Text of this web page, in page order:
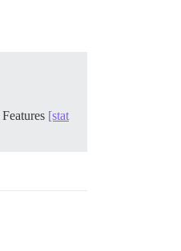
Features [stat